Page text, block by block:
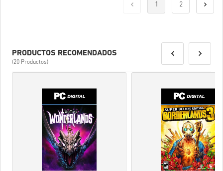
1 2
PRODUCTOS RECOMENDADOS
(20 Productos)